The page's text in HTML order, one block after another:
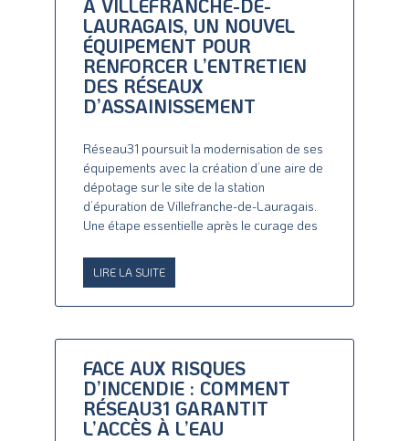
À VILLEFRANCHE-DE-
LAURAGAIS, UN NOUVEL
ÉQUIPEMENT POUR
RENFORCER L’ENTRETIEN
DES RÉSEAUX
D’ASSAINISSEMENT
Réseau31 poursuit la modernisation de ses
équipements avec la création d’une aire de
dépotage sur le site de la station
d’épuration de Villefranche-de-Lauragais.
Une étape essentielle après le curage des
LIRE LA SUITE
FACE AUX RISQUES
D’INCENDIE : COMMENT
RÉSEAU31 GARANTIT
L’ACCÈS À L’EAU